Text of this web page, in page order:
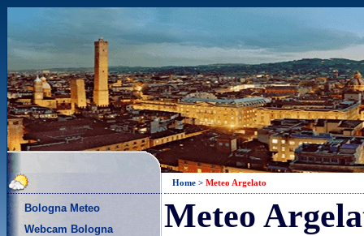
Bologna Meteo
Webcam Bologna
Home > Meteo Argelato
Meteo